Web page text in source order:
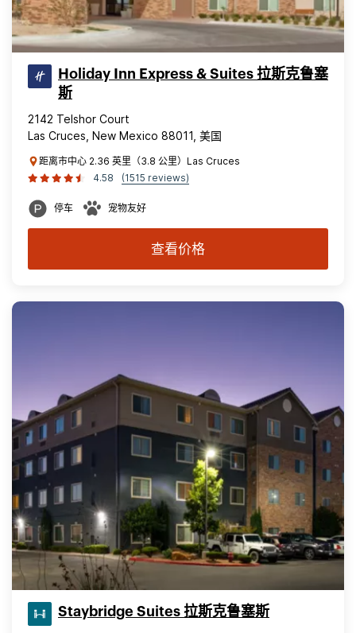
Holiday Inn Express & Suites 拉斯克鲁塞
斯
2142 Telshor Court
Las Cruces, New Mexico 88011, 美国
距离市中心 2.36 英里（3.8 公里）Las Cruces
4.58
(1515 reviews)
停车 宠物友好
查看价格
Staybridge Suites 拉斯克鲁塞斯